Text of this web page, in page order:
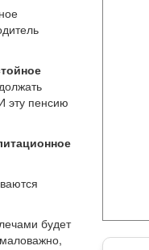
эту пенсию
будет